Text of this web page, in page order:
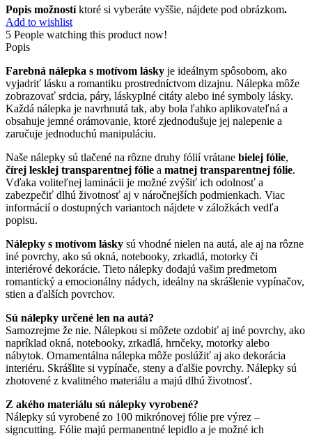
Popis možnostíktoré si vyberáte vyššie, nájdete pod obrázkom.
Add to wishlist
5 People watching this product now!
Popis
Farebná nálepka s motívom lásky je ideálnym spôsobom, ako
vyjadriť lásku a romantiku prostredníctvom dizajnu. Nálepka môže
zobrazovať srdcia, páry, láskyplné citáty alebo iné symboly lásky.
Každá nálepka je navrhnutá tak, aby bola ľahko aplikovateľná a
obsahuje jemné orámovanie, ktoré zjednodušuje jej nalepenie a
zaručuje jednoduchú manipuláciu.
Naše nálepky sú tlačené na rôzne druhy fólií vrátane bielej fólie,
čírej lesklej transparentnej fólie a matnej transparentnej fólie.
Vďaka voliteľnej laminácii je možné zvýšiť ich odolnosť a
zabezpečiť dlhú životnosť aj v náročnejších podmienkach. Viac
informácií o dostupných variantoch nájdete v záložkách vedľa
popisu.
Nálepky s motívom lásky sú vhodné nielen na autá, ale aj na rôzne
iné povrchy, ako sú okná, notebooky, zrkadlá, motorky či
interiérové dekorácie. Tieto nálepky dodajú vašim predmetom
romantický a emocionálny nádych, ideálny na skrášlenie vypínačov,
stien a ďalších povrchov.
Sú nálepky určené len na autá?
Samozrejme že nie. Nálepkou si môžete ozdobiť aj iné povrchy, ako
napríklad okná, notebooky, zrkadlá, hrnčeky, motorky alebo
nábytok. Ornamentálna nálepka môže poslúžiť aj ako dekorácia
interiéru. Skrášlite si vypínače, steny a ďalšie povrchy. Nálepky sú
zhotovené z kvalitného materiálu a majú dlhú životnosť.
Z akého materiálu sú nálepky vyrobené?
Nálepky sú vyrobené zo 100 mikrónovej fólie pre výrez –
signcutting. Fólie majú permanentné lepidlo a je možné ich